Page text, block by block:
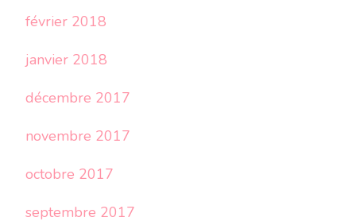
février 2018
janvier 2018
décembre 2017
novembre 2017
octobre 2017
septembre 2017